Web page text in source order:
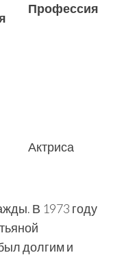
Профессия
Актриса
В 1973 году
долгим и